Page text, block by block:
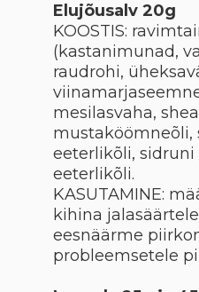
Elujõusalv 20g
KOOSTIS:
(kastanimunad,
raudrohi,
mesilasvaha,
mustaköömneõli,
eeterlikõli,
eeterlikõli.
KASUTAMINE:
kihina
eesnäärme
probleemsetele